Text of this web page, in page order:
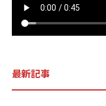
最新記事